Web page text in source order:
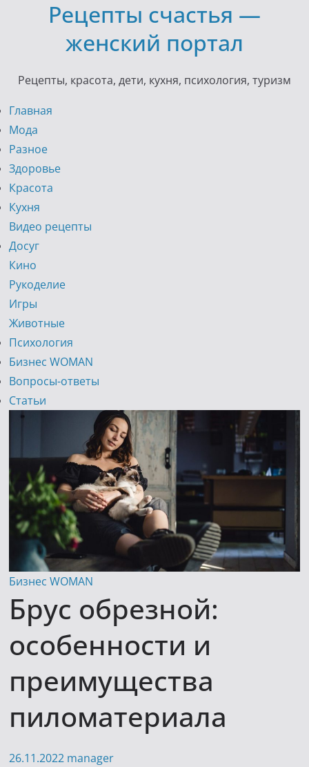
Рецепты счастья —
женский портал
Рецепты, красота, дети, кухня, психология, туризм
Главная
Мода
Разное
Здоровье
Красота
Кухня
Видео рецепты
Досуг
Кино
Рукоделие
Игры
Животные
Психология
Бизнес WOMAN
Вопросы-ответы
Статьи
Бизнес WOMAN
Брус обрезной:
особенности и
преимущества
пиломатериала
26.11.2022 manager